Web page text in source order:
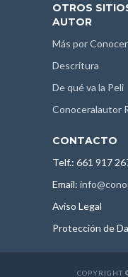
OTROS
AUTOR
Más por Conocer
Descritura
De qué va la Peli
Conoceralautor
CONTACTO
Telf.: 661 917
Email:
Aviso Legal
Protección de
COPYRIGHT